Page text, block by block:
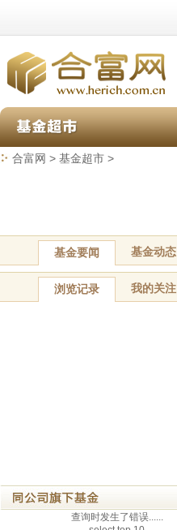
合富网 > 基金超市 >
基金要闻 基金动态
浏览记录 我的关注
查询时发生了错误......